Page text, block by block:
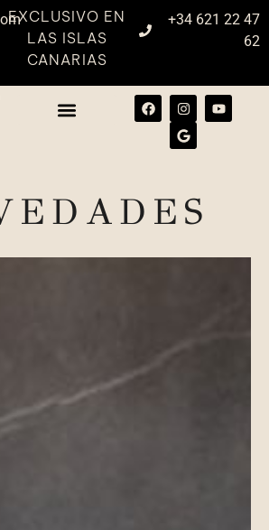
EXCLUSIVO EN
LAS ISLAS
CANARIAS
+34 621 22 47
62